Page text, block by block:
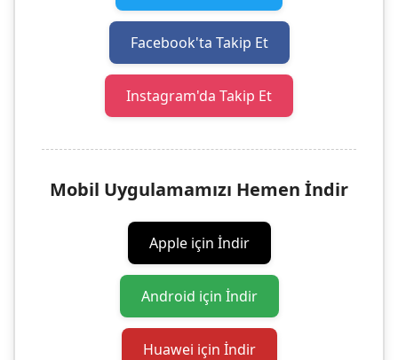
Facebook'ta Takip Et
Instagram'da Takip Et
Mobil Uygulamamızı Hemen İndir
Apple için İndir
Android için İndir
Huawei için İndir